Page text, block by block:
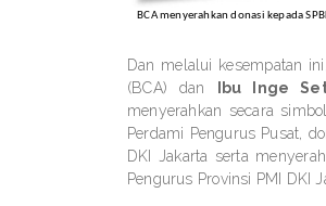
BCA menyerahkan donasi kepada
Dan melalui kesempatan
(BCA) dan
Ibu Inge
menyerahkan secara
Perdami Pengurus Pusat,
DKI Jakarta serta
Pengurus Provinsi PMI DKI